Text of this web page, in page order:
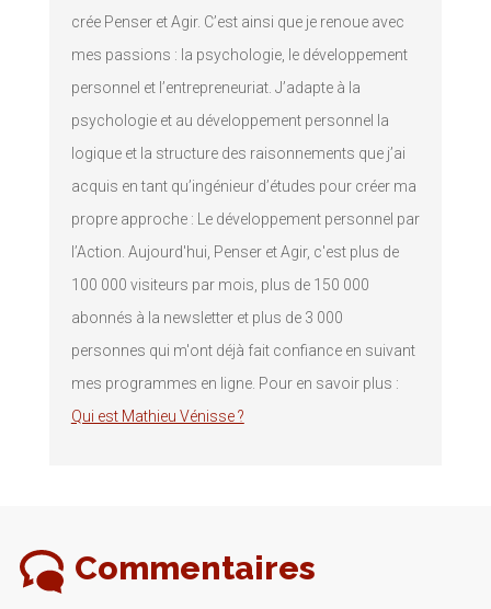
crée Penser et Agir. C’est ainsi que je renoue avec
mes passions : la psychologie, le développement
personnel et l’entrepreneuriat. J’adapte à la
psychologie et au développement personnel la
logique et la structure des raisonnements que j’ai
acquis en tant qu’ingénieur d’études pour créer ma
propre approche : Le développement personnel par
l’Action. Aujourd'hui, Penser et Agir, c'est plus de
100 000 visiteurs par mois, plus de 150 000
abonnés à la newsletter et plus de 3 000
personnes qui m'ont déjà fait confiance en suivant
mes programmes en ligne. Pour en savoir plus :
Qui est Mathieu Vénisse ?
Commentaires